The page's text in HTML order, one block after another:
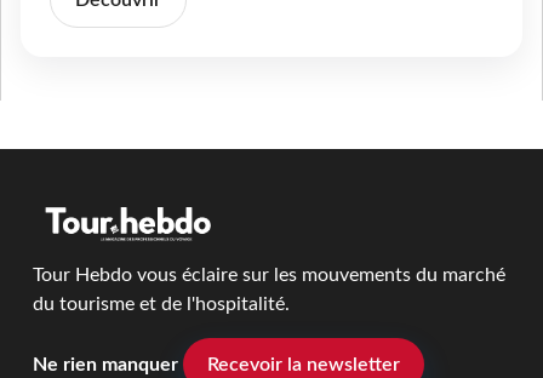
Tour Hebdo vous éclaire sur les mouvements du marché
du tourisme et de l'hospitalité.
Ne rien manquer Recevoir la newsletter